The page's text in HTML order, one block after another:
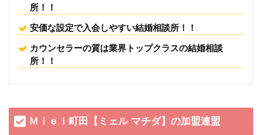
所！！
安価な設定で入会しやすい結婚相談所！！
カウンセラーの質は業界トップクラスの結婚相談
所！！
Ｍｉｅｌ町田【ミェル マチダ】の加盟連盟